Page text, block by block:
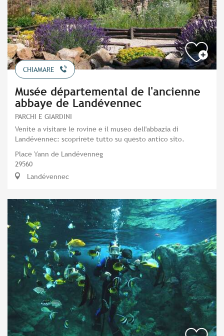
CHIAMARE
Musée départemental de l'ancienne
abbaye de Landévennec
PARCHI E GIARDINI
Venite a visitare le rovine e il museo dell'abbazia di
Landévennec: scoprirete tutto su questo antico sito.
Place Yann de Landévenneg
29560
Landévennec